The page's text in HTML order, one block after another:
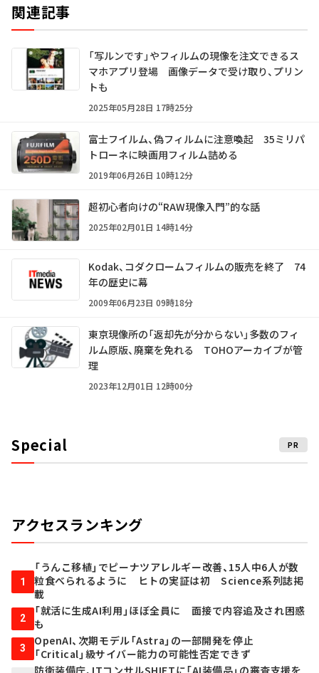
関連記事
「写ルンです」やフィルムの現像を注文できるス
マホアプリ登場 画像データで受け取り、プリン
トも
2025年05月28日 17時25分
富士フイルム、偽フィルムに注意喚起 35ミリパ
トローネに映画用フィルム詰める
2019年06月26日 10時12分
超初心者向けの“RAW現像入門”的な話
2025年02月01日 14時14分
Kodak、コダクロームフィルムの販売を終了 74
年の歴史に幕
2009年06月23日 09時18分
東京現像所の「返却先が分からない」多数のフィ
ルム原版、廃棄を免れる TOHOアーカイブが管
理
2023年12月01日 12時00分
Special PR
アクセスランキング
1
「うんこ移植」でピーナツアレルギー改善、15人中6人が数
粒食べられるように ヒトの実証は初 Science系列誌掲
載
2
「就活に生成AI利用」ほぼ全員に 面接で内容追及され困惑
も
3
OpenAI、次期モデル「Astra」の一部開発を停止
「Critical」級サイバー能力の可能性否定できず
防衛装備庁、ITコンサルSHIFTに「AI装備品」の審査支援を